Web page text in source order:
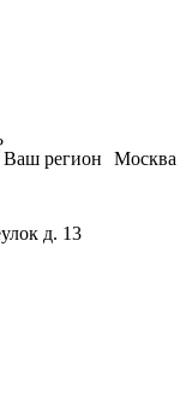
Москва
Ваш регион
д. 13